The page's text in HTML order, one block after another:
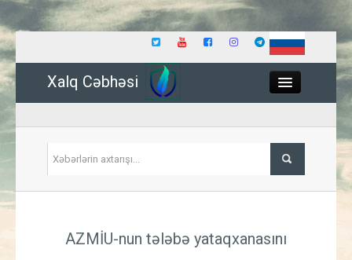
Xalq Cəbhəsi
İqtisadiyyat
AZMİU-nun tələbə yataqxanasını